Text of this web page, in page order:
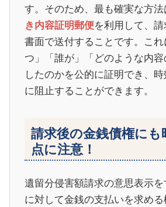
す。そのため、最も確実な方法
き内容証明郵便を利用して、
書面で送付することです。こ
つ」「誰が」「どのような内
したのかを公的に証明でき、
に阻止することができます。
請求後の金銭債権にも
点に注意！
遺留分侵害額請求の意思表示
に対して金銭の支払いを求め